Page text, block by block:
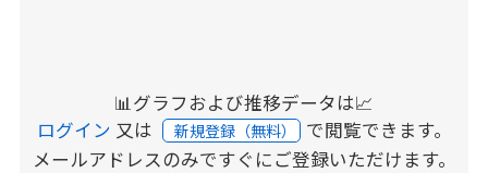
📊グラフおよび推移データは📈
ログイン 又は 新規登録（無料） で閲覧できます。
メールアドレスのみですぐにご登録いただけます。